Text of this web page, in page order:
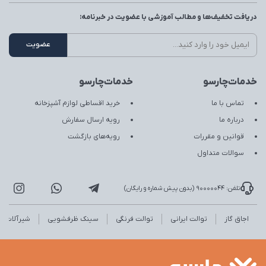
خدمات‌چارسو
تماس با ما
درباره ما
قوانین و مقررات
سوالات متداول
خدمات‌چارسو
خرید اقساطی لوازم آشپزخانه
رویه ارسال سفارش
رویه‌های بازگشت
دریافت تخفیف‌ها و مطالب آموزشی با عضویت در خبرنامه:
تلفن: 90000044 (بدون پیش شماره و رایگان)
اجاق گاز توالت ایرانی توالت فرنگی سینک ظرفشویی شیرآلات